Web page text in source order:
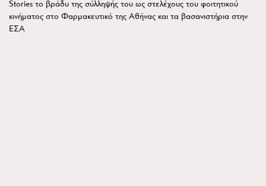
Stories το βράδυ της σύλληψής του ως στελέχους του φοιτητικού
κινήματος στο Φαρμακευτικό της Αθήνας και τα βασανιστήρια στην
ΕΣΑ